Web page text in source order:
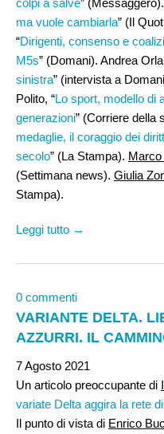
ma vuole cambiarla” (Il
“Dirigenti, consenso e
M5s” (Domani). Andrea
sinistra” (intervista a
Polito, “Lo sport, modello di
generazioni” (Corriere della
medaglie, il coraggio dei
secolo” (La Stampa). Marco
(Settimana news). Giulia
Stampa).
Leggi tutto →
0 commenti
VARIANTE DELTA.
AZZURRI. IL
7 Agosto 2021
Un articolo preoccupante di
variate Delta aggira la rete
Il punto di vista di Enrico